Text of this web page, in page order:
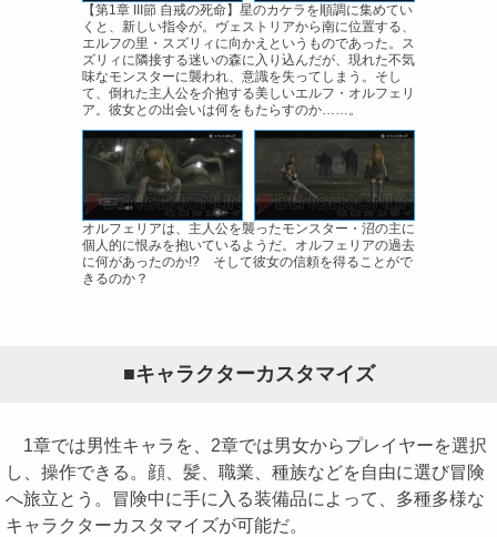
【第1章 III節 自戒の死命】星のカケラを順調に集めてい
くと、新しい指令が。ヴェストリアから南に位置する、
エルフの里・スズリィに向かえというものであった。ス
ズリィに隣接する迷いの森に入り込んだが、現れた不気
味なモンスターに襲われ、意識を失ってしまう。そし
て、倒れた主人公を介抱する美しいエルフ・オルフェリ
ア。彼女との出会いは何をもたらすのか……。
オルフェリアは、主人公を襲ったモンスター・沼の主に
個人的に恨みを抱いているようだ。オルフェリアの過去
に何があったのか!? そして彼女の信頼を得ることがで
きるのか？
■キャラクターカスタマイズ
1章では男性キャラを、2章では男女からプレイヤーを選択
し、操作できる。顔、髪、職業、種族などを自由に選び冒険
へ旅立とう。冒険中に手に入る装備品によって、多種多様な
キャラクターカスタマイズが可能だ。